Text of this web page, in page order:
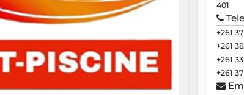
401
+261
+261
+261
+261